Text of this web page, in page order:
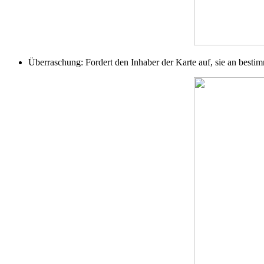
Überraschung: Fordert den Inhaber der Karte auf, sie an